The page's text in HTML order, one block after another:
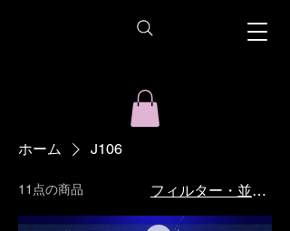
ホーム J106
11点の商品 フィルター・並び替え